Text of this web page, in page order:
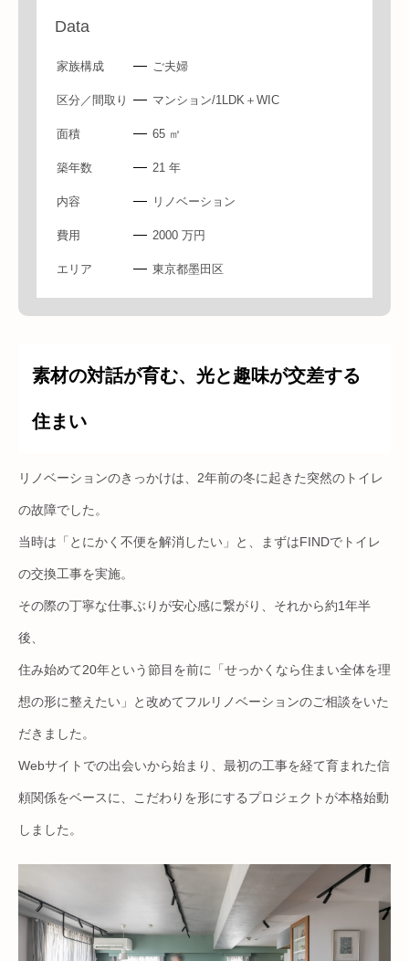
Data
家族構成 ご夫婦
区分／間取り マンション/1LDK＋WIC
面積 65 ㎡
築年数 21 年
内容 リノベーション
費用 2000 万円
エリア 東京都墨田区
素材の対話が育む、光と趣味が交差する
住まい
リノベーションのきっかけは、2年前の冬に起きた突然のトイレ
の故障でした。
当時は「とにかく不便を解消したい」と、まずはFINDでトイレ
の交換工事を実施。
その際の丁寧な仕事ぶりが安心感に繋がり、それから約1年半
後、
住み始めて20年という節目を前に「せっかくなら住まい全体を理
想の形に整えたい」と改めてフルリノベーションのご相談をいた
だきました。
Webサイトでの出会いから始まり、最初の工事を経て育まれた信
頼関係をベースに、こだわりを形にするプロジェクトが本格始動
しました。